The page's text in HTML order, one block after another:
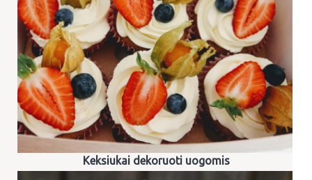
Keksiukai dekoruoti uogomis